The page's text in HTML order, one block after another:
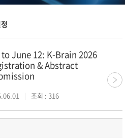
June 12: K-Brain 2026
& Abstract
조회 : 316